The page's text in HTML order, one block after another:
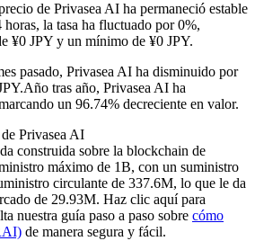
USDC como garantía
de Privasea AI ha permaneció estable
la tasa ha fluctuado por 0%,
¥0 JPY y un mínimo de ¥0 JPY.
pasado, Privasea AI ha disminuido por
Año tras año, Privasea AI ha
un 96.74% decreciente en valor.
Privasea AI
construida sobre la blockchain de
máximo de 1B, con un suministro
circulante de 337.6M, lo que le da
de 29.93M. Haz clic aquí para
nuestra guía paso a paso sobre cómo
de manera segura y fácil.